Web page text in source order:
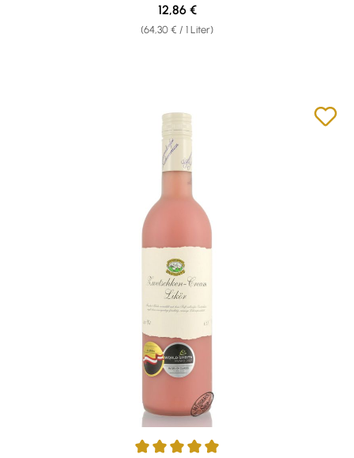
(64,30 € / 1 Liter)
Regulärer Preis:
12,86 €